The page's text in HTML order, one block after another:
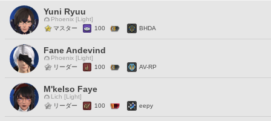
Yuni Ryuu
Phoenix [Light]
マスター
100 BHDA
Fane Andevind
Phoenix [Light]
リーダー
100 AV-RP
M'kelso Faye
Lich [Light]
リーダー
100 eepy